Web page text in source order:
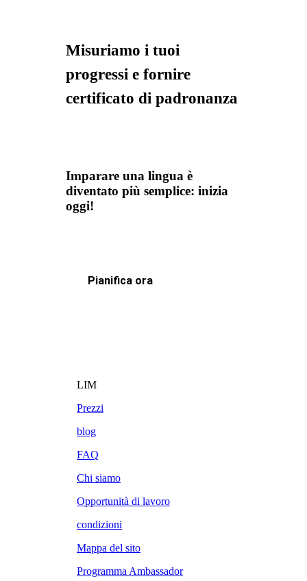
Misuriamo i tuoi
progressi e fornire
certificato di padronanza
Imparare una lingua è
diventato più semplice: inizia
oggi!
Pianifica ora
LIM
Prezzi
blog
FAQ
Chi siamo
Opportunità di lavoro
condizioni
Mappa del sito
Programma Ambassador